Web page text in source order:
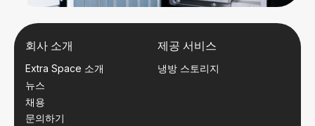
회사 소개
Extra Space 소개
뉴스
채용
문의하기
제공 서비스
냉방 스토리지